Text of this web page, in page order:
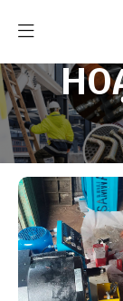
Trang chủ